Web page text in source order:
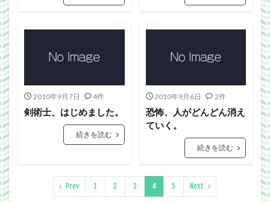
2010年9月7日 4件
剣術士、はじめました。
続きを読む
2010年9月6日 2件
恐怖、人がどんどん消え
ていく。
続きを読む
Prev 1 2 3 4 5 Next